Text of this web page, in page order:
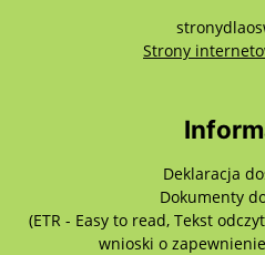
Strony
Deklaracja
Dokumenty
(ETR - Easy to read, Tekst
wnioski o